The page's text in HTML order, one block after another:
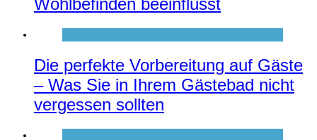
Wohlbefinden beeinflusst
Die perfekte Vorbereitung auf Gäste
– Was Sie in Ihrem Gästebad nicht
vergessen sollten